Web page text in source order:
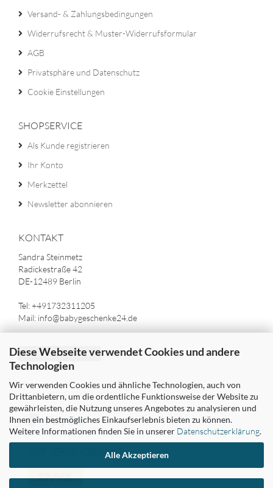
Diese Webseite verwendet Cookies und andere
Technologien
Wir verwenden Cookies und ähnliche Technologien, auch von
Drittanbietern, um die ordentliche Funktionsweise der Website zu
gewährleisten, die Nutzung unseres Angebotes zu analysieren und
Ihnen ein bestmögliches Einkaufserlebnis bieten zu können.
Weitere Informationen finden Sie in unserer Datenschutzerklärung.
Alle Akzeptieren
Versand- & Zahlungsbedingungen
Widerrufsrecht & Muster-Widerrufsformular
AGB
Privatsphäre und Datenschutz
Cookie Einstellungen
SHOPSERVICE
Als Kunde registrieren
Ihr Konto
Merkzettel
Newsletter abonnieren
KONTAKT
Sandra Steinmetz
Radickestraße 42
DE-12489 Berlin
Tel: +491732311205
Mail: info@babygeschenke24.de
Vertrag widerrufen
SICHER EINKAUFEN MIT
WIR VERSENDEN MIT